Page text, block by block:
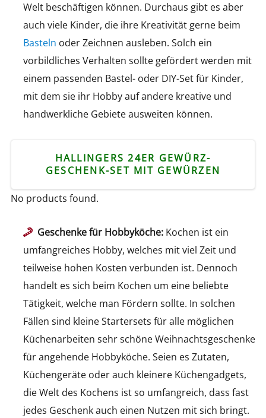
Welt beschäftigen können. Durchaus gibt es aber
auch viele Kinder, die ihre Kreativität gerne beim
Basteln oder Zeichnen ausleben. Solch ein
vorbildliches Verhalten sollte gefördert werden mit
einem passenden Bastel- oder DIY-Set für Kinder,
mit dem sie ihr Hobby auf andere kreative und
handwerkliche Gebiete ausweiten können.
HALLINGERS 24ER GEWÜRZ-
GESCHENK-SET MIT GEWÜRZEN
No products found.
Geschenke für Hobbyköche: Kochen ist ein
umfangreiches Hobby, welches mit viel Zeit und
teilweise hohen Kosten verbunden ist. Dennoch
handelt es sich beim Kochen um eine beliebte
Tätigkeit, welche man Fördern sollte. In solchen
Fällen sind kleine Startersets für alle möglichen
Küchenarbeiten sehr schöne Weihnachtsgeschenke
für angehende Hobbyköche. Seien es Zutaten,
Küchengeräte oder auch kleinere Küchengadgets,
die Welt des Kochens ist so umfangreich, dass fast
jedes Geschenk auch einen Nutzen mit sich bringt.